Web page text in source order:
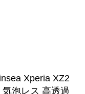
Xperia XZ2
泡レス 高透過